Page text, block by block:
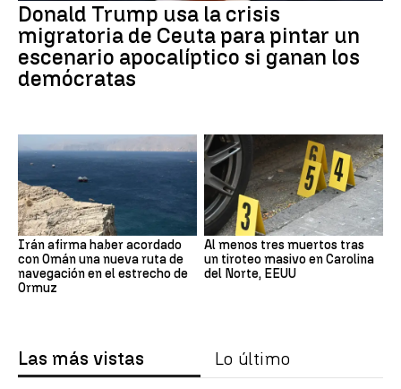
Donald Trump usa la crisis
migratoria de Ceuta para pintar un
escenario apocalíptico si ganan los
demócratas
Irán afirma haber acordado
con Omán una nueva ruta de
navegación en el estrecho de
Ormuz
Al menos tres muertos tras
un tiroteo masivo en Carolina
del Norte, EEUU
Las más vistas Lo último